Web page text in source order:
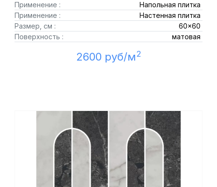
Применение :
Напольная плитка
Применение :
Настенная плитка
Размер, см :
60x60
Поверхность :
матовая
2600 руб/м2